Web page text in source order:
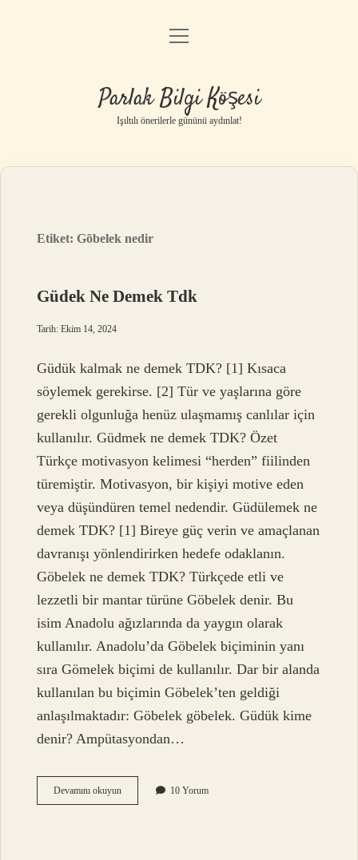
Anasayfa
Yasal Uyarı
menüyü
Parlak Bilgi Köşesi
Işıltılı önerilerle gününü aydınlat!
Etiket:Gõbelek nedir
Güdek Ne Demek Tdk
Tarih: Ekim 14, 2024
Güdük kalmak ne demek TDK? [1] Kısaca
söylemek gerekirse. [2] Tür ve yaşlarına göre
gerekli olgunluğa henüz ulaşmamış canlılar için
kullanılır. Güdmek ne demek TDK? Özet
Türkçe motivasyon kelimesi “herden” fiilinden
türemiştir. Motivasyon, bir kişiyi motive eden
veya düşündüren temel nedendir. Güdülemek ne
demek TDK? [1] Bireye güç verin ve amaçlanan
davranışı yönlendirirken hedefe odaklanın.
Göbelek ne demek TDK? Türkçede etli ve
lezzetli bir mantar türüne Göbelek denir. Bu
isim Anadolu ağızlarında da yaygın olarak
kullanılır. Anadolu’da Göbelek biçiminin yanı
sıra Gömelek biçimi de kullanılır. Dar bir alanda
kullanılan bu biçimin Göbelek’ten geldiği
anlaşılmaktadır: Göbelek göbelek. Güdük kime
denir? Ampütasyondan…
Devamını okuyunGüdek
Ne
10 Yorum